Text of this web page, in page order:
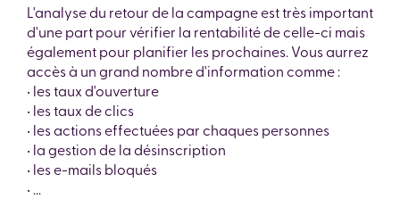
L'analyse du retour de la campagne est très important
d'une part pour vérifier la rentabilité de celle-ci mais
également pour planifier les prochaines. Vous aurrez
accès à un grand nombre d'information comme :
• les taux d'ouverture
• les taux de clics
• les actions effectuées par chaques personnes
• la gestion de la désinscription
• les e-mails bloqués
• ...